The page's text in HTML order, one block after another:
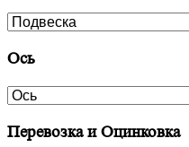
Ось
Перевозка и Оцинковка